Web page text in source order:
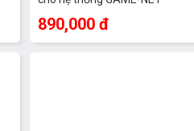
890,000 đ